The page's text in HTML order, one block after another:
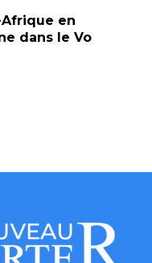
Afrique en
dans le Vo